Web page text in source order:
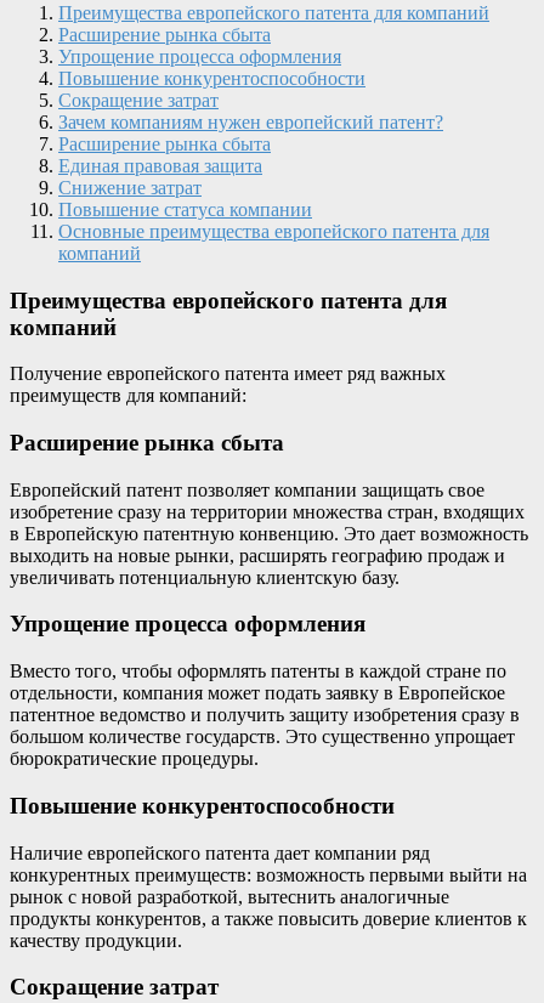
Преимущества европейского патента для компаний
Расширение рынка сбыта
Упрощение процесса оформления
Повышение конкурентоспособности
Сокращение затрат
Зачем компаниям нужен европейский патент?
Расширение рынка сбыта
Единая правовая защита
Снижение затрат
Повышение статуса компании
Основные преимущества европейского патента для
компаний
Преимущества европейского патента для
компаний
Получение европейского патента имеет ряд важных
преимуществ для компаний:
Расширение рынка сбыта
Европейский патент позволяет компании защищать свое
изобретение сразу на территории множества стран, входящих
в Европейскую патентную конвенцию. Это дает возможность
выходить на новые рынки, расширять географию продаж и
увеличивать потенциальную клиентскую базу.
Упрощение процесса оформления
Вместо того, чтобы оформлять патенты в каждой стране по
отдельности, компания может подать заявку в Европейское
патентное ведомство и получить защиту изобретения сразу в
большом количестве государств. Это существенно упрощает
бюрократические процедуры.
Повышение конкурентоспособности
Наличие европейского патента дает компании ряд
конкурентных преимуществ: возможность первыми выйти на
рынок с новой разработкой, вытеснить аналогичные
продукты конкурентов, а также повысить доверие клиентов к
качеству продукции.
Сокращение затрат